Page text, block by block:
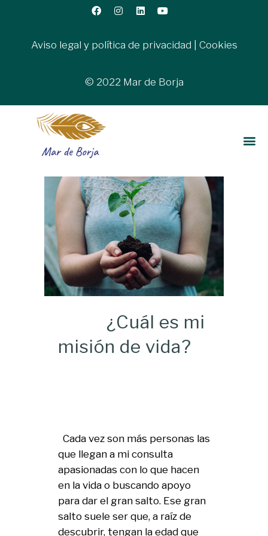
Aviso legal y política de privacidad Cookies
© 2022 Mar de Borja
¿Cuál es mi
misión de vida?
Cada vez son más personas las
que llegan a mi consulta
apasionadas con lo que hacen
en la vida o buscando apoyo
para dar el gran salto. Ese gran
salto suele ser que, a raíz de
descubrir, tengan la edad que